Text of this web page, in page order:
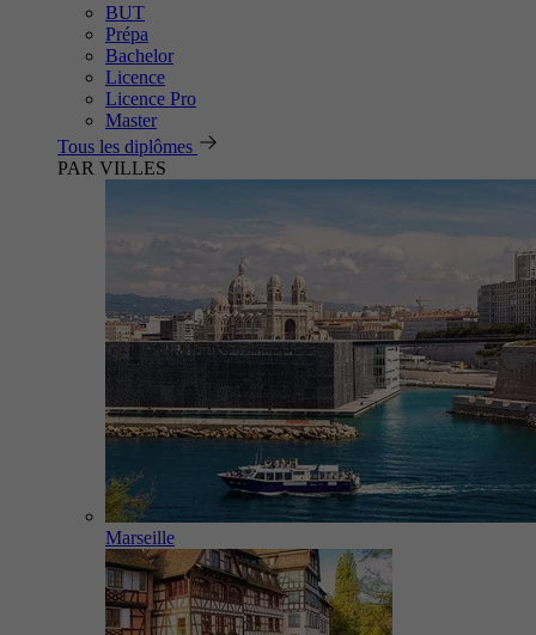
BUT
Prépa
Bachelor
Licence
Licence Pro
Master
Tous les diplômes
PAR VILLES
Marseille